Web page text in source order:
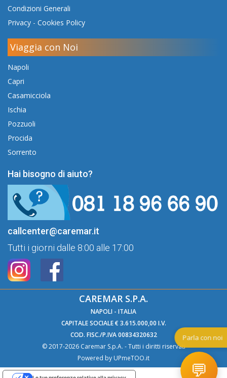
Condizioni Generali
Privacy - Cookies Policy
Viaggia con Noi
Napoli
Capri
Casamicciola
Ischia
Pozzuoli
Procida
Sorrento
Hai bisogno di aiuto?
callcenter@caremar.it
Tutti i giorni dalle 8:00 alle 17:00
CAREMAR S.P.A.
NAPOLI - ITALIA
CAPITALE SOCIALE € 3.615.000,00 I.V.
COD. FISC./P.IVA 00834320632
© 2017-2026 Caremar S.p.A. - Tutti i diritti riservati
Powered by UPmeTOO.it
💬